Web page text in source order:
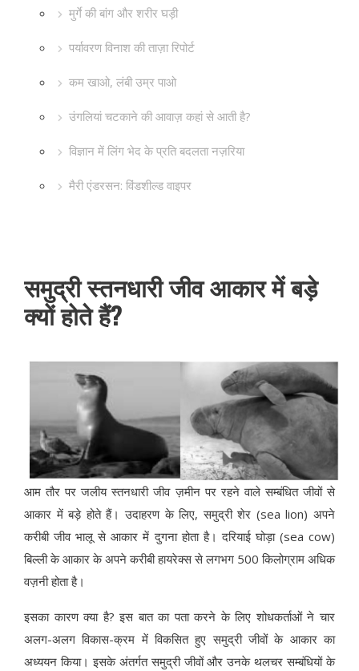
मुर्गे की बांग और शरीर घड़ी
पर्यावरण विनाश की ताज़ा रिपोर्ट
कम खाओ, लंबी उम्र पाओ
उंगलियां चटकाने की आवाज़ कहां से आती है?
विज्ञान में लिंग भेद के प्रति बदलता नज़रिया
मैरी एंडरसन: विंडशील्ड वाइपर
समुद्री स्तनधारी जीव आकार में बड़े
क्यों होते हैं?
आम तौर पर जलीय स्तनधारी जीव ज़मीन पर रहने वाले सम्बंधित जीवों से
आकार में बड़े होते हैं। उदाहरण के लिए, समुद्री शेर (sea lion) अपने
करीबी जीव भालू से आकार में दुगना होता है। दरियाई घोड़ा (sea cow)
बिल्ली के आकार के अपने करीबी हायरेक्स से लगभग 500 किलोग्राम अधिक
वज़नी होता है।
इसका कारण क्या है? इस बात का पता करने के लिए शोधकर्ताओं ने चार
अलग-अलग विकास-क्रम में विकसित हुए समुद्री जीवों के आकार का
अध्ययन किया। इसके अंतर्गत समुद्री जीवों और उनके थलचर सम्बंधियों के